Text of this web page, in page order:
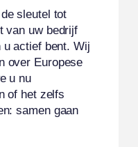
sleutel tot
van uw bedrijf
u actief bent. Wij
over Europese
u nu
of het zelfs
samen gaan